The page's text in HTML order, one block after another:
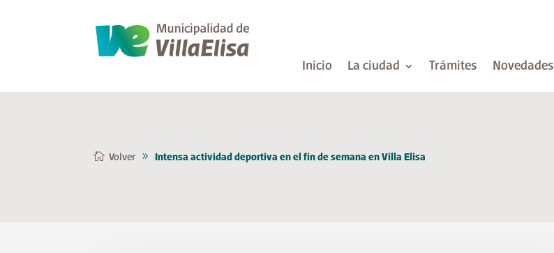
Inicio La ciudad Trámites Novedades
Volver Intensa actividad deportiva en el fin de semana en Villa Elisa